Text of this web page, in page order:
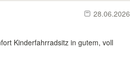
28.06.2026
Kinderfahrradsitz in gutem, voll